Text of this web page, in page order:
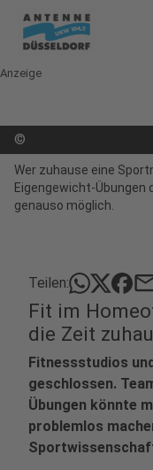
Anzeige
©
Wer zuhause eine
Eigengewicht-Übungen
genauso möglich.
Teilen:
Fit im
die Zeit
Fitnessstudios
geschlossen.
Übungen könnte
problemlos